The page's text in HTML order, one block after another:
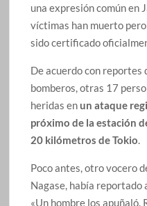
una expresión común en
víctimas han muerto
sido certificado
De acuerdo con
bomberos, otras 17
heridas enun ataque
próximo de la estación
20 kilómetros de Tokio.
Poco antes, otro vocero
Nagase, había reportado
«Un hombre los apuñaló.